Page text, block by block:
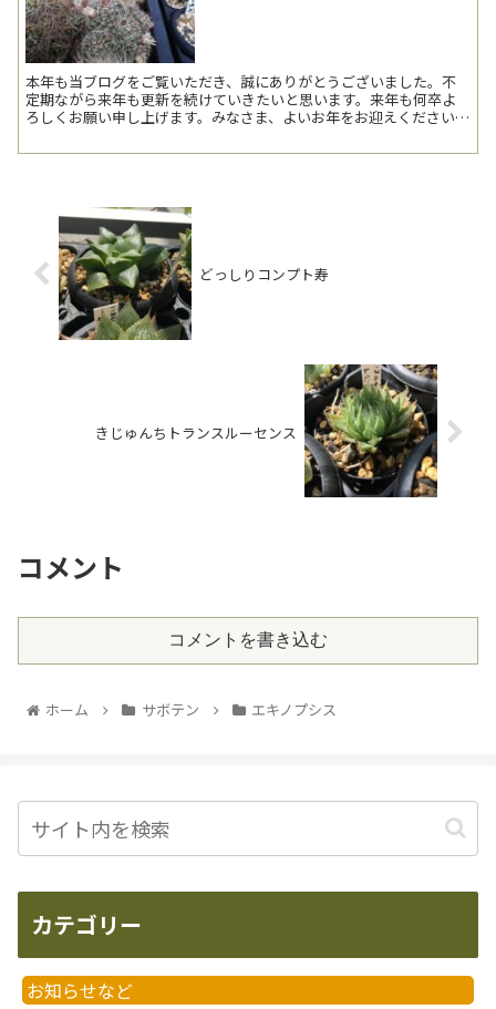
本年も当ブログをご覧いただき、誠にありがとうございました。不
定期ながら来年も更新を続けていきたいと思います。来年も何卒よ
ろしくお願い申し上げます。みなさま、よいお年をお迎えください。
どっしりコンプト寿
きじゅんちトランスルーセンス
コメント
コメントを書き込む
ホーム サボテン エキノプシス
カテゴリー
お知らせなど